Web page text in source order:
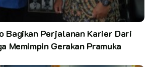
Bagikan Perjalanan Karier Dari
Memimpin Gerakan Pramuka